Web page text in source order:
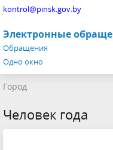
kontrol@pinsk.gov.by
Электронные
Обращения
Одно окно
Город
Человек года